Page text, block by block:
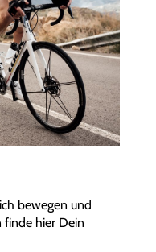
bewegen und
finde hier Dein